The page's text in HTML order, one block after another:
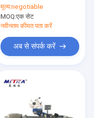
मूल्य:negotiable
MOQ:एक सेट
नवीनतम कीमत पता करें
अब से संपर्क करें